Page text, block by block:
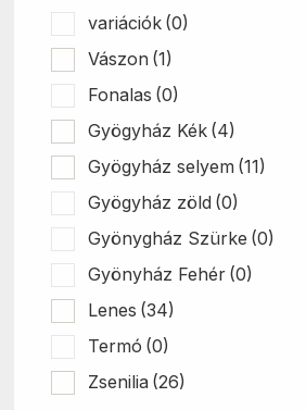
variációk (0)
Vászon (1)
Fonalas (0)
Gyögyház Kék (4)
Gyögyház selyem (11)
Gyögyház zöld (0)
Gyönygház Szürke (0)
Gyönyház Fehér (0)
Lenes (34)
Termó (0)
Zsenilia (26)